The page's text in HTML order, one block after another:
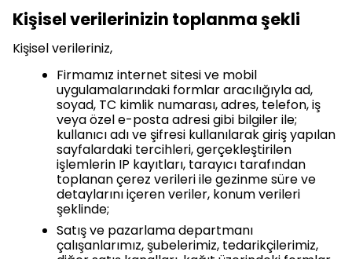
Kişisel verilerinizin toplanma şekli
Kişisel verileriniz,
Firmamız internet sitesi ve mobil
uygulamalarındaki formlar aracılığıyla ad,
soyad, TC kimlik numarası, adres, telefon, iş
veya özel e-posta adresi gibi bilgiler ile;
kullanıcı adı ve şifresi kullanılarak giriş yapılan
sayfalardaki tercihleri, gerçekleştirilen
işlemlerin IP kayıtları, tarayıcı tarafından
toplanan çerez verileri ile gezinme süre ve
detaylarını içeren veriler, konum verileri
şeklinde;
Satış ve pazarlama departmanı
çalışanlarımız, şubelerimiz, tedarikçilerimiz,